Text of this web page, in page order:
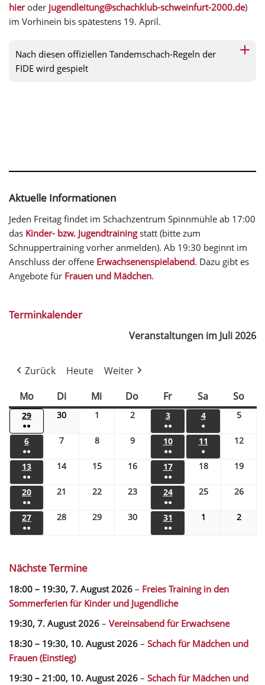
hieroder jugendleitung@schachklub-schweinfurt-2000.de)
im Vorhinein bis spätestens 19. April.
Nach diesen offiziellen Tandemschach-Regeln der
FIDE wird gespielt
Aktuelle Informationen
Jeden Freitag findet im Schachzentrum Spinnmühle ab 17:00
das Kinder- bzw. Jugendtrainingstatt (bitte zum
Schnuppertraining vorher anmelden). Ab 19:30 beginnt im
Anschluss der offene Erwachsenenspielabend. Dazu gibt es
Angebote für Frauen und Mädchen.
Terminkalender
Veranstaltungen im Juli 2026
Zurück Heute
Weiter
Mo
Di Mi Do Fr Sa So
29
●●
30 1 2 3
●●
4
●
5
6
●●
7 8 9 10
●●
11
●
12
13
●●
14 15 16 17
●●
18 19
20
●●
21 22 23 24
●●
25 26
27
●●
28 29 30 31
●●
1 2
Nächste Termine
18:00 – 19:30, 7. August 2026 – Freies Training in den
Sommerferien für Kinder und Jugendliche
19:30, 7. August 2026 – Vereinsabend für Erwachsene
18:30 – 19:30, 10. August 2026 – Schach für Mädchen und
Frauen (Einstieg)
19:30 – 21:00, 10. August 2026 – Schach für Mädchen und